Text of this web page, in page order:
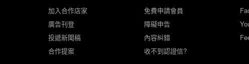
加入合作店家
廣告刊登
投遞新聞稿
合作提案
免費申請會員
障礙申告
內容糾錯
收不到認證信?